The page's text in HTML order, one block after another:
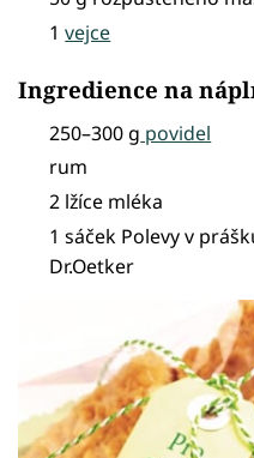
1vejce
Ingredience na
250–300 g povidel
rum
2 lžíce mléka
1 sáček Polevy v
Dr.Oetker